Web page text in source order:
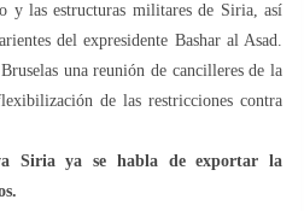
y las estructuras militares de Siria, así
del expresidente Bashar al Asad.
una reunión de cancilleres de la
de las restricciones contra
Siria ya se habla de exportar la